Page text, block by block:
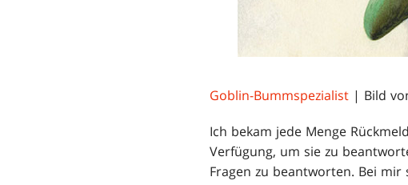
Goblin-Bummspezialist | Bild
Ich bekam jede Menge
Verfügung, um sie zu
Fragen zu beantworten. Bei